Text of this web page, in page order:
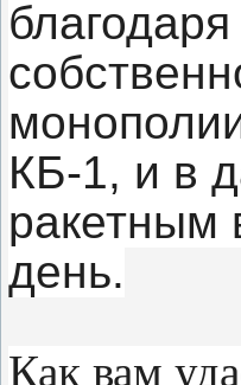
КБ-1, и в
ракетным
день.
Как вам